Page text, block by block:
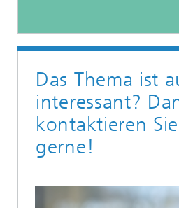
Das Thema ist
interessant?
kontaktieren
gerne!